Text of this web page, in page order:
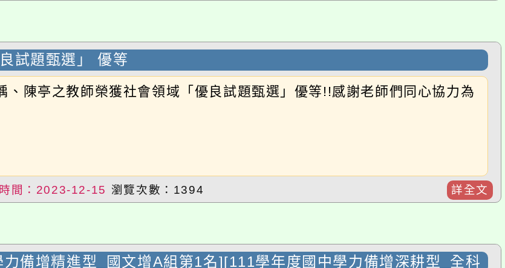
亭之教師榮獲社會領域「優良試題甄選」優等!!感謝老師們同心協力為
增精進型_國文增A組第1名][111學年度國中學力備增深耕型_全科
國中學力備增精進型_國文增A組第1名][111學年度國中學力備增深耕型